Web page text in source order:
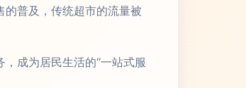
普及，传统超市的流量被
成为居民生活的“一站式服